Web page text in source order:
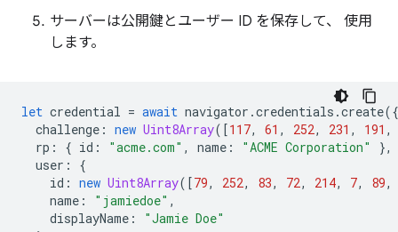
サーバーは公開鍵とユーザー ID を保存して、 使用
します。
let credential = await navigator .credentials .create({
challenge : new Uint8Array([117, 61 , 252, 231 , 191 ,
rp : { id : "acme.com" , name : "ACME Corporation"
},
user :
{
id : new Uint8Array([79, 252, 83, 72, 214, 7, 89,
name : "jamiedoe" ,
displayName :
"Jamie Doe"